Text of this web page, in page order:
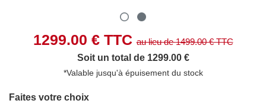
1299.00 € TTCau lieu de1499.00€ TTC
Soit un total de 1299.00 €
*Valable jusqu'à épuisement du stock
Faites votre choix